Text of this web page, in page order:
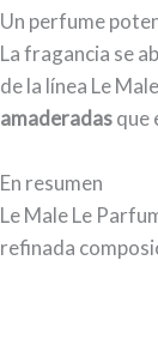
Un perfume
La fragancia se
de la línea Le
amaderadasque
En resumen
Le Male Le
refinada